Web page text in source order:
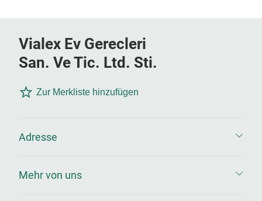
Vialex Ev Gerecleri
San. Ve Tic. Ltd. Sti.
Zur Merkliste hinzufügen
Adresse
Mehr von uns